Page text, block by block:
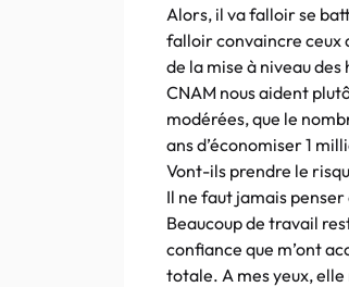
Alors, il va falloir se
falloir convaincre ceux
de la mise à niveau
CNAM nous aident
modérées, que le
ans d’économiser 1
Vont-ils prendre le
Il ne faut jamais
Beaucoup de travail
confiance que m’ont
totale. A mes yeux, elle